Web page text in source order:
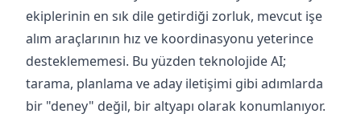
ekiplerinin en sık dile getirdiği zorluk, mevcut işe
alım araçlarının hız ve koordinasyonu yeterince
desteklememesi. Bu yüzden teknolojide AI;
tarama, planlama ve aday iletişimi gibi adımlarda
bir "deney" değil, bir altyapı olarak konumlanıyor.